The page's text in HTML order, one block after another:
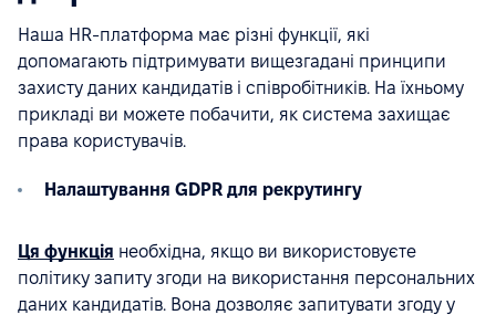
Наша HR-платформа має різні функції, які
допомагають підтримувати вищезгадані принципи
захисту даних кандидатів і співробітників. На їхньому
прикладі ви можете побачити, як система захищає
права користувачів.
Налаштування GDPR для рекрутингу
Ця функція необхідна, якщо ви використовуєте
політику запиту згоди на використання персональних
даних кандидатів. Вона дозволяє запитувати згоду у